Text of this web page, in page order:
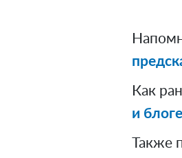
Как
и
Также